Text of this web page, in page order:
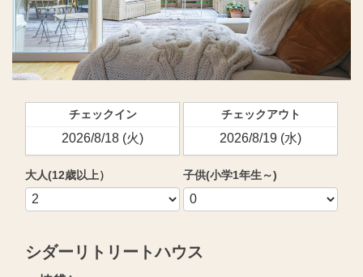
チェックイン チェックアウト
大人(12歳以上） 子供(小学1年生～)
シダーリトリートハウス